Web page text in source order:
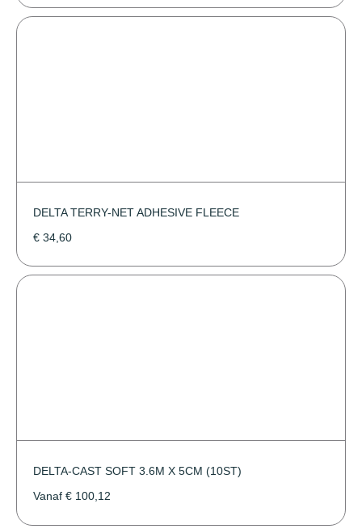
DELTA TERRY-NET ADHESIVE FLEECE
€ 34,60
DELTA-CAST SOFT 3.6M X 5CM (10ST)
Vanaf € 100,12